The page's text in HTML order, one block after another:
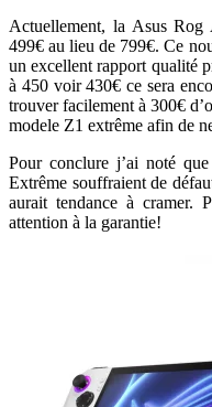
Actuellement, la Asus
499€ au lieu de 799€. Ce
un excellent rapport qualité
à 450 voir 430€ ce sera
trouver facilement à 300€
modele Z1 extrême afin de
Pour conclure j’ai noté
Extrême souffraient de
aurait tendance à cramer.
attention à la garantie!